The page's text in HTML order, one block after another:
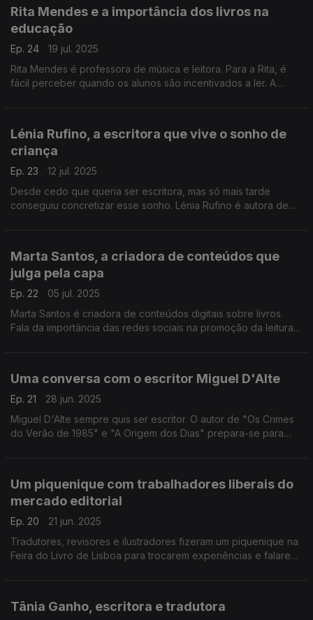
Rita Mendes e a importância dos livros na
educação
Ep. 24
19 jul. 2025
Rita Mendes é professora de música e leitora. Para a Rita, é
fácil perceber quando os alunos são incentivados a ler. A
Lénia Rufino, a escritora que vive o sonho de
criança
Ep. 23
12 jul. 2025
Desde cedo que queria ser escritora, mas só mais tarde
conseguiu concretizar esse sonho. Lénia Rufino é autora de
Marta Santos, a criadora de conteúdos que
julga pela capa
Ep. 22
05 jul. 2025
Marta Santos é criadora de conteúdos digitais sobre livros.
Fala da importância das redes sociais na promoção da leitura,
Uma conversa com o escritor Miguel D'Alte
Ep. 21
28 jun. 2025
Miguel D'Alte sempre quis ser escritor. O autor de "Os Crimes
do Verão de 1985" e "A Origem dos Dias" prepara-se para
Um piquenique com trabalhadores liberais do
mercado editorial
Ep. 20
21 jun. 2025
Tradutores, revisores e ilustradores fizeram um piquenique na
Feira do Livro de Lisboa para trocarem experiências e falarem
Tânia Ganho, escritora e tradutora